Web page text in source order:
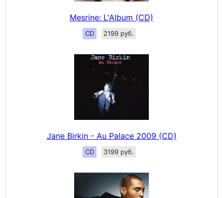
Mesrine: L'Album (CD)
CD 2199 руб.
Jane Birkin - Au Palace 2009 (CD)
CD 3199 руб.